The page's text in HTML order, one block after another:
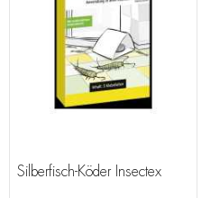
Silberfisch-Köder Insectex